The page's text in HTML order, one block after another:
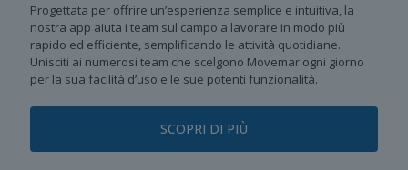
Progettata per offrire un’esperienza semplice e intuitiva, la
nostra app aiuta i team sul campo a lavorare in modo più
rapido ed efficiente, semplificando le attività quotidiane.
Unisciti ai numerosi team che scelgono Movemar ogni giorno
per la sua facilità d’uso e le sue potenti funzionalità.
SCOPRI DI PIÙ